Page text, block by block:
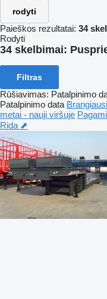
rodyti
Paieškos rezultatai: 34
Rodyti
34 skelbimai:
Filtras
Rūšiavimas: Patalpinimo
Patalpinimo data
metai - nauji viršuje
Rida ⬈